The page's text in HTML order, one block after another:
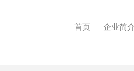
首页 企业简